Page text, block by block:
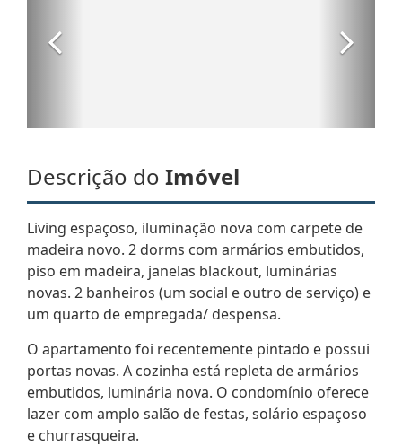
Descrição do Imóvel
Living espaçoso, iluminação nova com carpete de
madeira novo. 2 dorms com armários embutidos,
piso em madeira, janelas blackout, luminárias
novas. 2 banheiros (um social e outro de serviço) e
um quarto de empregada/ despensa.
O apartamento foi recentemente pintado e possui
portas novas. A cozinha está repleta de armários
embutidos, luminária nova. O condomínio oferece
lazer com amplo salão de festas, solário espaçoso
e churrasqueira.